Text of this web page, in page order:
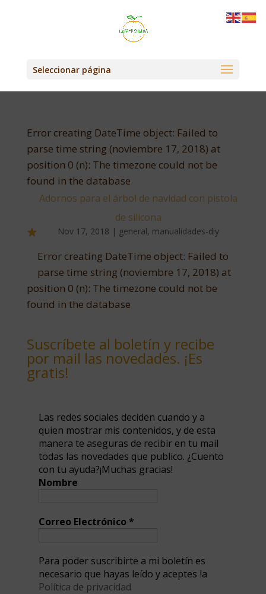
Seleccionar página
Error creating DateTime object: Failed to
parse time string (noviembre 17, 2018) at
position 0 (n): The timezone could not be
found in the database
Adornos para el árbol de navidad con pistola
de silicona
Nov 17, 2018 | general, manualidades-diy
Error creating DateTime object: Failed to
parse time string (noviembre 17, 2018) at
position 0 (n): The timezone could not be
found in the database
Suscríbete al boletín y recibe
por mail las novedades. ¡Es
gratis!
Las redes sociales deciden cuando y a
quien mostrar mis contenidos, y de esta
manera te aseguras de recibir en tu mail
todas las novedades que publico. ¿Cuento
con tu ayuda?¡Muchas gracias!
Nombre
Correo Electrónico*
Para poder suscribirte a mi boletín es
necesario que hayas leído y aceptes la
Política de privacidad